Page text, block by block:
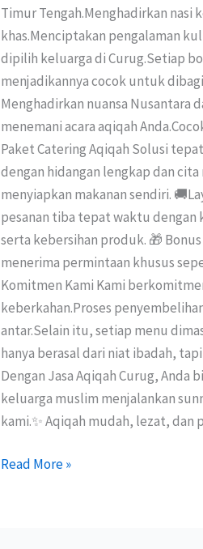
Timur Tengah.Menghadirkan
khas.Menciptakan pengalaman
dipilih keluarga di Curug.Setiap
menjadikannya cocok untuk
Menghadirkan nuansa Nusantara
menemani acara aqiqah
Paket Catering Aqiqah Solusi
dengan hidangan lengkap dan
menyiapkan makanan sendiri.
pesanan tiba tepat waktu dengan
serta kebersihan produk. 🎁
menerima permintaan khusus
Komitmen Kami Kami
keberkahan.Proses
antar.Selain itu, setiap menu
hanya berasal dari niat ibadah,
Dengan Jasa Aqiqah Curug,
keluarga muslim menjalankan
kami.✨ Aqiqah mudah, lezat, dan
Read More »